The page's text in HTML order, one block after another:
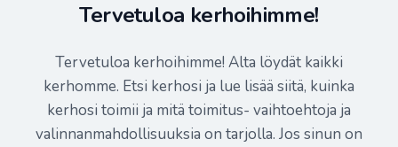
Tervetuloa kerhoihimme!
Tervetuloa kerhoihimme! Alta löydät kaikki
kerhomme. Etsi kerhosi ja lue lisää siitä, kuinka
kerhosi toimii ja mitä toimitus- vaihtoehtoja ja
valinnanmahdollisuuksia on tarjolla. Jos sinun on